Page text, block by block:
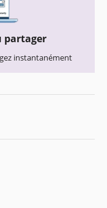
partager
instantanément